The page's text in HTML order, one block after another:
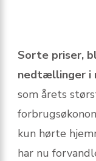
Sorte priser,
nedtællinger i
som årets
kun hørte
har nu